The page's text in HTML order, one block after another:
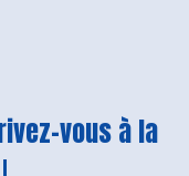
vous à la